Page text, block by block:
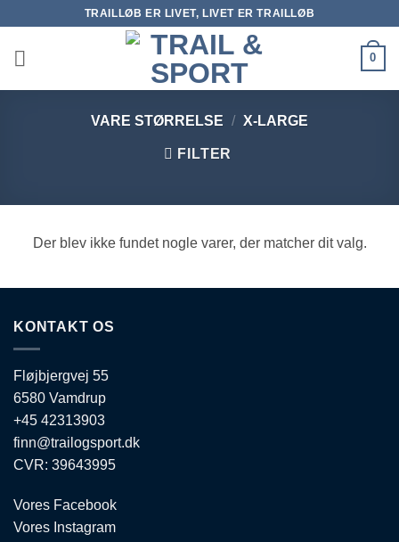
indhold
TRAILLØB ER LIVET, LIVET ER TRAILLØB
0
VARE STØRRELSE / X-LARGE
FILTER
Der blev ikke fundet nogle varer, der matcher dit valg.
KONTAKT OS
Fløjbjergvej 55
6580 Vamdrup
+45 42313903
finn@trailogsport.dk
CVR: 39643995
Vores Facebook
Vores Instagram